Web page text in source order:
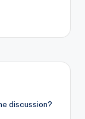
discussion?